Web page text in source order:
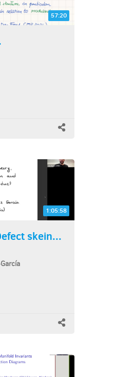
57:20
1:05:58
skein...